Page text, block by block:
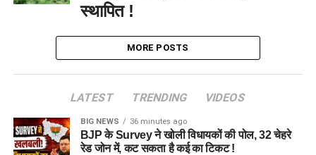
स्थापित !
MORE POSTS
LATEST TRENDING VIDEOS
BIG NEWS 36 minutes ago
BJP के Survey ने खोली विधायकों की पोल, 32 चेहरे
रेड जोन में, कट सकता है कई का टिकट !